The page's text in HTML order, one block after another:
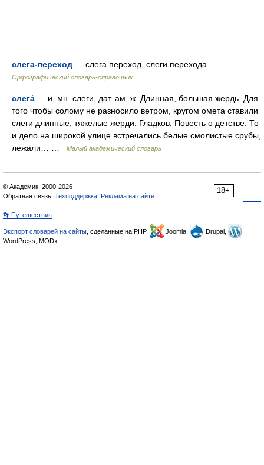
слега-переход — слега переход, слеги перехода …
Орфографический словарь-справочник
слега́ — и, мн. слеги, дат. ам, ж. Длинная, большая жердь. Для
того чтобы солому не разносило ветром, кругом омета ставили
слеги длинные, тяжелые жерди. Гладков, Повесть о детстве. То
и дело на широкой улице встречались белые смолистые срубы,
лежали… …
Малый академический словарь
18+
© Академик, 2000-2026
Обратная связь: Техподдержка Реклама на сайте
👣 Путешествия
Экспорт словарей на сайты , сделанные на PHP, Joomla,
Drupal,
WordPress, MODx.